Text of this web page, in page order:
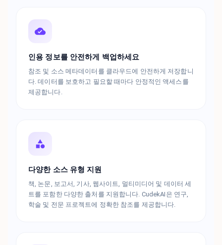
인용 정보를 안전하게 백업하세요
참조 및 소스 메타데이터를 클라우드에 안전하게 저장합니
다. 데이터를 보호하고 필요할 때마다 안정적인 액세스를
제공합니다.
다양한 소스 유형 지원
책, 논문, 보고서, 기사, 웹사이트, 멀티미디어 및 데이터 세
트를 포함한 다양한 출처를 지원합니다. CudekAI은 연구,
학술 및 전문 프로젝트에 정확한 참조를 제공합니다.